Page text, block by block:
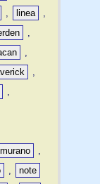
, linea
,
,
,
,
,
murano
,
,
note